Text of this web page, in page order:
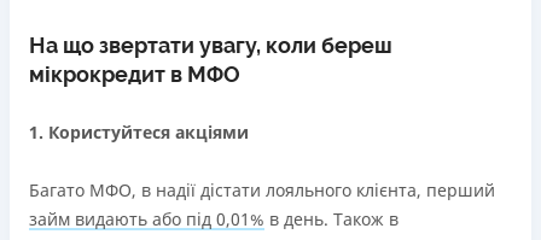
Через термінали самообслуговування
Ліцензія НБУ
Вся інформація про кредит
ОТРИМАТИ ПОЗИКУ
На що звертати увагу, коли береш
мікрокредит в МФО
1. Користуйтеся акціями
Багато МФО, в надії дістати лояльного клієнта, перший
займ видають або під 0,01% в день. Також в